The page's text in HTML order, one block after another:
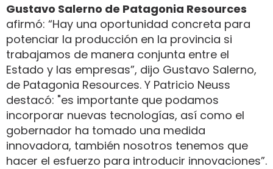
Gustavo Salerno de Patagonia Resources
afirmó: “Hay una oportunidad concreta para
potenciar la producción en la provincia si
trabajamos de manera conjunta entre el
Estado y las empresas”, dijo Gustavo Salerno,
de Patagonia Resources. Y Patricio Neuss
destacó: "es importante que podamos
incorporar nuevas tecnologías, así como el
gobernador ha tomado una medida
innovadora, también nosotros tenemos que
hacer el esfuerzo para introducir innovaciones”.